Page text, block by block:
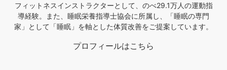
フィットネスインストラクターとして、のべ29.1万人の運動指
導経験。また、睡眠栄養指導士協会に所属し、「睡眠の専門
家」として「睡眠」を軸とした体質改善をご提案しています。
プロフィールはこちら